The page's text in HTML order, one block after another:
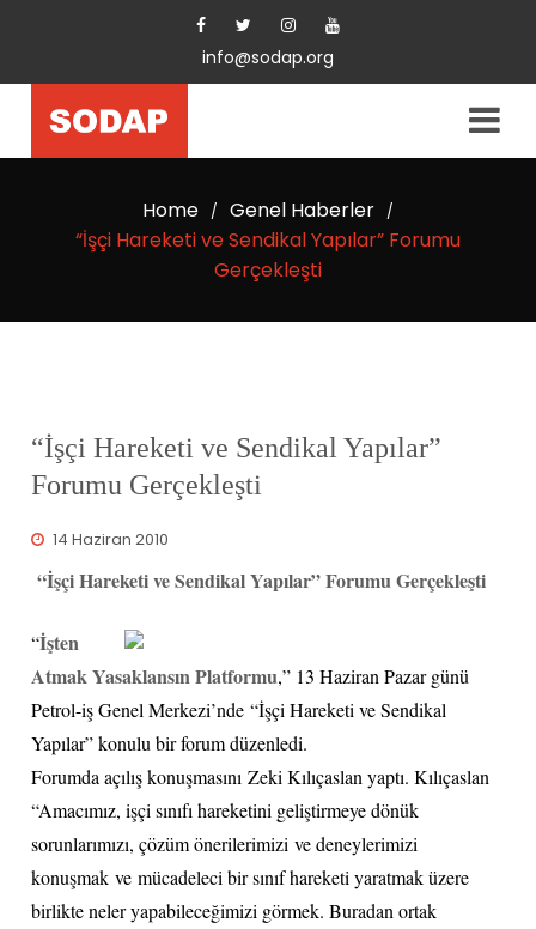
info@sodap.org
Home / Genel Haberler /
“İşçi Hareketi ve Sendikal Yapılar” Forumu
Gerçekleşti
“İşçi Hareketi ve Sendikal Yapılar”
Forumu Gerçekleşti
14 Haziran 2010
“İşçi Hareketi ve Sendikal Yapılar” Forumu Gerçekleşti
“İşten
Atmak Yasaklansın Platformu,” 13 Haziran Pazar günü
Petrol-iş Genel Merkezi’nde “İşçi Hareketi ve Sendikal
Yapılar” konulu bir forum düzenledi.
Forumda açılış konuşmasını Zeki Kılıçaslan yaptı. Kılıçaslan
“Amacımız, işçi sınıfı hareketini geliştirmeye dönük
sorunlarımızı, çözüm önerilerimizi ve deneylerimizi
konuşmak ve mücadeleci bir sınıf hareketi yaratmak üzere
birlikte neler yapabileceğimizi görmek. Buradan ortak